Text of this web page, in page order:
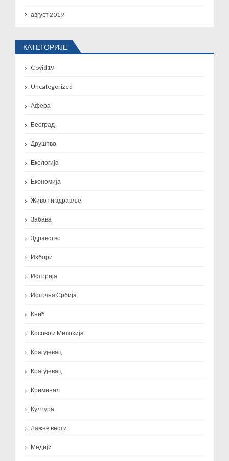
август 2019
КАТЕГОРИЈЕ
Covid19
Uncategorized
Афера
Београд
Друштво
Екологија
Економија
Живот и здравље
Забава
Здравство
Избори
Историја
Источна Србија
Кнић
Косово и Метохија
Крагујевац
Крагујевац
Криминал
Култура
Лажне вести
Медији